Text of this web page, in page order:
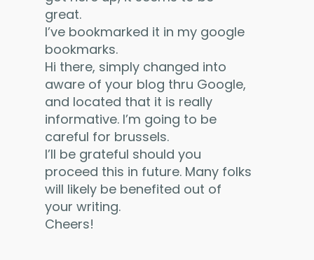
great.
I’ve bookmarked it in my google
bookmarks.
Hi there, simply changed into
aware of your blog thru Google,
and located that it is really
informative. I’m going to be
careful for brussels.
I’ll be grateful should you
proceed this in future. Many folks
will likely be benefited out of
your writing.
Cheers!